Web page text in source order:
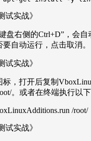
盘右侧的Ctrl+D”，会
自动运行，点击取消。
，打开后复制
。或者在终端执行以下
/root/